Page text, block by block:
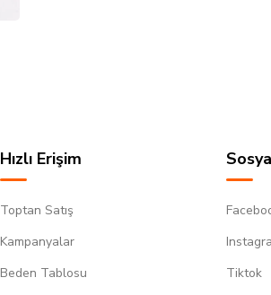
Hızlı Erişim
Toptan Satış
Kampanyalar
Beden Tablosu
Tiktok